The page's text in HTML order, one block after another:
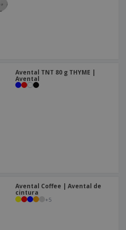
Avental TNT 80 g THYME |
Avental
Avental Coffee | Avental de
cintura
+5